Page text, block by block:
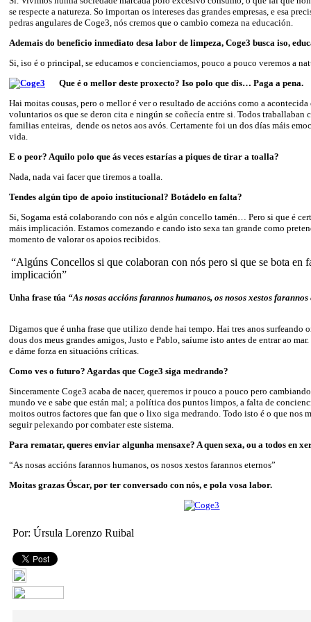
se respecte a natureza. So importan os intereses das grandes empresas, e esa
pedras angulares de Coge3, nós cremos que o cambio comeza na educación.
Ademais do beneficio inmediato desa labor de limpeza, Coge3 busca iso,
Si, iso é o principal, se educamos e concienciamos, pouco a pouco veremos a
Que é o mellor deste proxecto? Iso polo que dis… Paga a pena.
Hai moitas cousas, pero o mellor é ver o resultado de accións como a acontecida
voluntarios os que se deron cita e ningún se coñecía entre si. Todos traballaban
familias enteiras, dende os netos aos avós. Certamente foi un dos días máis
vida.
E o peor? Aquilo polo que ás veces estarías a piques de tirar a toalla?
Nada, nada vai facer que tiremos a toalla.
Tendes algún tipo de apoio institucional? Botádelo en falta?
Si, Sogama está colaborando con nós e algún concello tamén… Pero si que é
máis implicación. Estamos comezando e cando isto sexa tan grande como
momento de valorar os apoios recibidos.
“Algúns Concellos si que colaboran con nós pero si que se bota en
implicación”
Unha frase túa “As nosas accións farannos humanos, os nosos xestos farannos
Digamos que é unha frase que utilizo dende hai tempo. Hai tres anos surfeando
dous dos meus grandes amigos, Justo e Pablo, saíume isto antes de entrar ao
e dáme forza en situacións críticas.
Como ves o futuro? Agardas que Coge3 siga medrando?
Sinceramente Coge3 acaba de nacer, queremos ir pouco a pouco pero
mundo ve e sabe que están mal; a política dos puntos limpos, a falta de
moitos outros factores que fan que o lixo siga medrando. Todo isto é o que nos
seguir pelexando por combater este sistema.
Para rematar, queres enviar algunha mensaxe? A quen sexa, ou a todos en
“As nosas accións farannos humanos, os nosos xestos farannos eternos”
Moitas grazas Óscar, por ter conversado con nós, e pola vosa labor.
Por: Úrsula Lorenzo Ruibal